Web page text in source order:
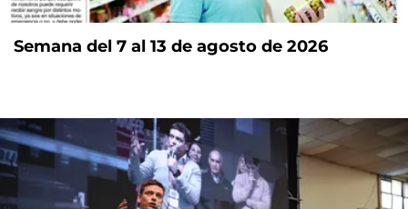
Semana del 7 al 13 de agosto de 2026